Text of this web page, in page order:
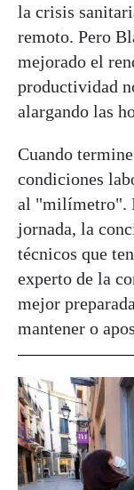
la crisis
remoto. Pero
mejorado el
productividad
alargando las
Cuando
condiciones
al "milímetro".
jornada, la
técnicos que
experto de la
mejor
mantener o